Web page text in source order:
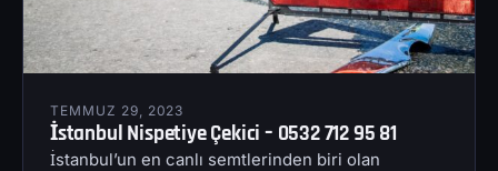
TEMMUZ 29, 2023
İstanbul Nispetiye Çekici – 0532 712 95 81
İstanbul’un en canlı semtlerinden biri olan